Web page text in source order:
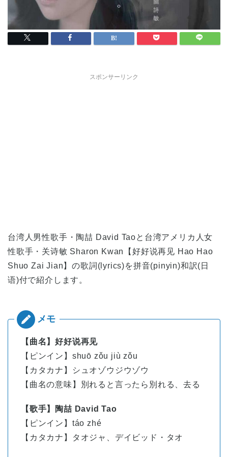
スポンサーリンク
台湾人男性歌手・陶喆 David Taoと台湾アメリカ人女
性歌手・关诗敏 Sharon Kwan【好好说再见 Hao Hao
Shuo Zai Jian】の歌詞(lyrics)を拼音(pinyin)和訳(日
语)付で紹介します。
【曲名】好好说再见
【ピンイン】shuō zǒu jiù zǒu
【カタカナ】シュオゾウジウゾウ
【曲名の意味】別れると言ったら別れる、去る
【歌手】陶喆 David Tao
【ピンイン】táo zhé
【カタカナ】タオジャ、デイビッド・タオ